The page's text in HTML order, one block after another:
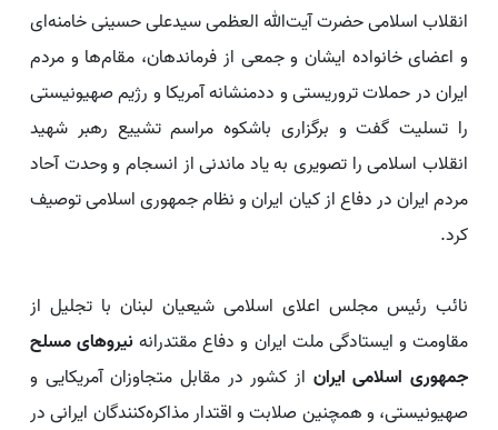
انقلاب اسلامی حضرت آیت‌الله العظمی سیدعلی حسینی خامنه‌ای
و اعضای خانواده ایشان و جمعی از فرماندهان، مقام‌ها و مردم
ایران در حملات تروریستی و ددمنشانه آمریکا و رژیم صهیونیستی
را تسلیت گفت و برگزاری باشکوه مراسم تشییع رهبر شهید
انقلاب اسلامی را تصویری به یاد ماندنی از انسجام و وحدت آحاد
مردم ایران در دفاع از کیان ایران و نظام جمهوری اسلامی توصیف
کرد.
نائب رئیس مجلس اعلای اسلامی شیعیان لبنان با تجلیل از
مقاومت و ایستادگی ملت ایران و دفاع مقتدرانهنیروهای مسلح
جمهوری اسلامی ایران از کشور در مقابل متجاوزان آمریکایی و
صهیونیستی، و همچنین صلابت و اقتدار مذاکره‌کنندگان ایرانی در